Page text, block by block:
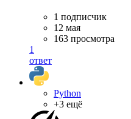
1 подписчик
12 мая
163 просмотра
1
ответ
Python
+3 ещё